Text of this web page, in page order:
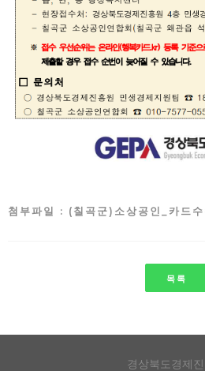
첨부파일 : (칠곡군)소상공인_카드
목록
경상북도경제